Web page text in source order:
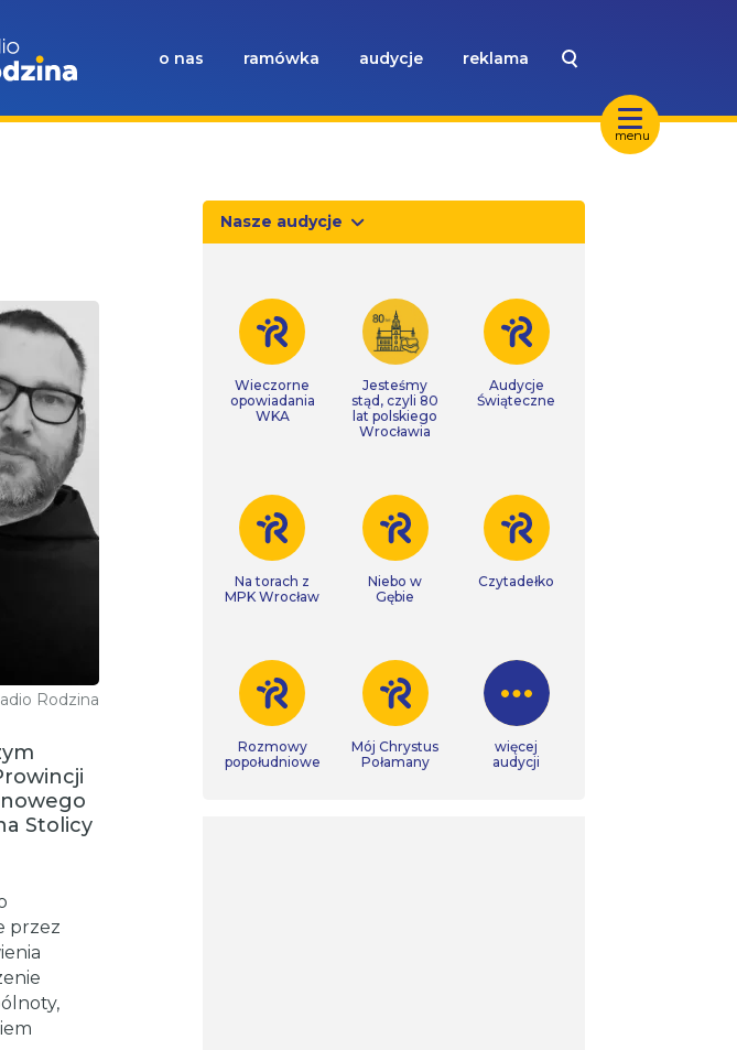
menu
o nas ramówka audycje reklama
Rodzina
Stolicy
przez
Nasze audycje
Wieczorne
opowiadania
WKA
Jesteśmy
stąd, czyli 80
lat polskiego
Wrocławia
Audycje
Świąteczne
Na torach z
MPK Wrocław
Niebo w
Gębie
Czytadełko
Rozmowy
popołudniowe
Mój Chrystus
Połamany
więcej
audycji